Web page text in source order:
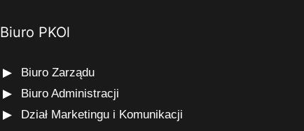
Biuro PKOl
Biuro Zarządu
Biuro Administracji
Dział Marketingu i Komunikacji